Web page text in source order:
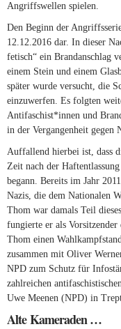
Angriffswellen spielen.
Den Beginn der
12.12.2016 dar. In dieser
fetisch“ ein Brandanschlag
einem Stein und einem
später wurde versucht, die
einzuwerfen. Es folgten
Antifaschist*innen und
in der Vergangenheit gegen
Auffallend hierbei ist, dass
Zeit nach der
begann. Bereits im Jahr
Nazis, die dem Nationalen
Thom war damals Teil
fungierte er als
Thom einen
zusammen mit Oliver
NPD zum Schutz für
zahlreichen
Uwe Meenen (NPD) in
Alte Kameraden …